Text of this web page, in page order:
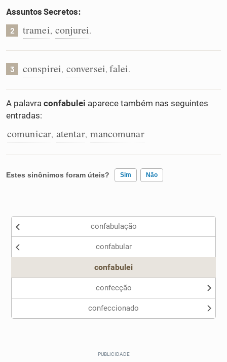
Conexões
Caça-palavras
Assuntos Secretos:
2 tramei, conjurei.
3 conspirei, conversei, falei.
A palavra confabulei aparece também nas seguintes
entradas:
comunicar, atentar, mancomunar
Estes sinônimos foram úteis? Sim Não
Nenhum dos sinônimos apresentados me ajudou
confabulação
confabular
confabulei
confecção
confeccionado